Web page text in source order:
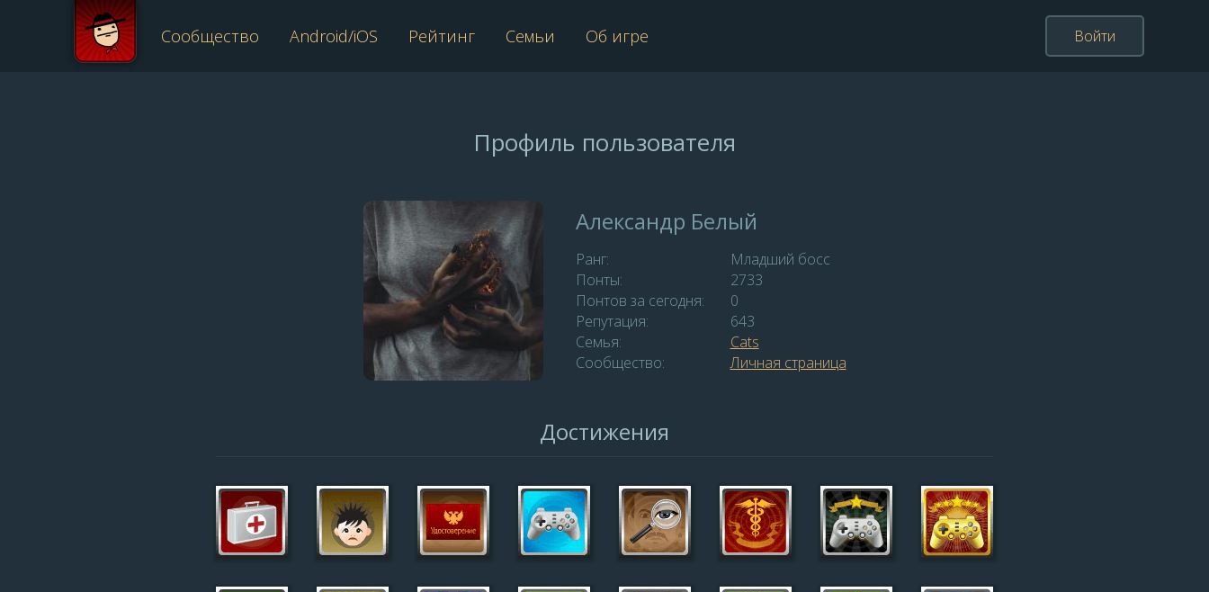
Сообщество Android/iOS Рейтинг Семьи Об игре Войти
Профиль пользователя
Александр Белый
Ранг:
Младший босс
Понты:
2733
Понтов за сегодня:
0
Репутация:
643
Семья:
Сats
Сообщество:
Личная страница
Достижения